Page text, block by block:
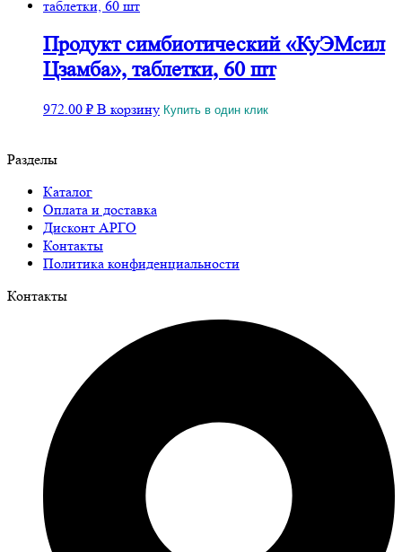
Продукт симбиотический «КуЭМсил
Цзамба», таблетки, 60 шт
972.00 ₽ В корзину Купить в один клик
Разделы
Каталог
Оплата и доставка
Дисконт АРГО
Контакты
Политика конфиденциальности
Контакты